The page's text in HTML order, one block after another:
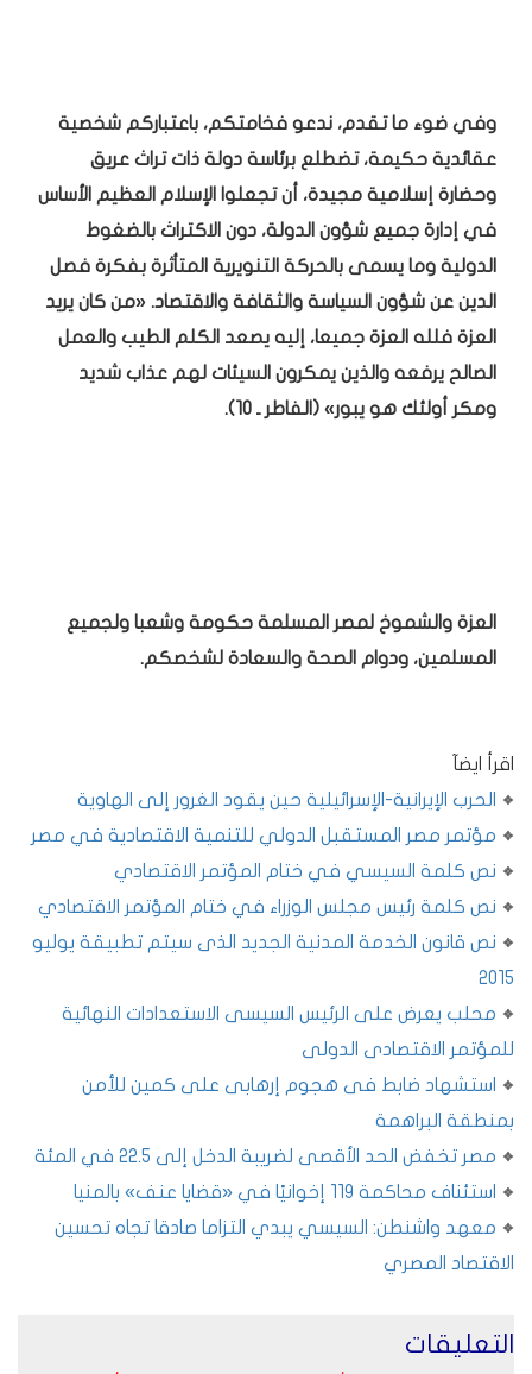
وفي ضوء ما تقدم، ندعو فخامتكم، باعتباركم شخصية
عقائدية حكيمة، تضطلع برئاسة دولة ذات تراث عريق
وحضارة إسلامية مجيدة، أن تجعلوا الإسلام العظيم الأساس
في إدارة جميع شؤون الدولة، دون الاكتراث بالضغوط
الدولية وما يسمى بالحركة التنويرية المتأثرة بفكرة فصل
الدين عن شؤون السياسة والثقافة والاقتصاد. «من كان يريد
العزة فلله العزة جميعا، إليه يصعد الكلم الطيب والعمل
الصالح يرفعه والذين يمكرون السيئات لهم عذاب شديد
ومكر أولئك هو يبور» (الفاطر ـ 10).
العزة والشموخ لمصر المسلمة حكومة وشعبا ولجميع
المسلمين، ودوام الصحة والسعادة لشخصكم.
اقرأ ايضآ
الحرب الإيرانية-الإسرائيلية حين يقود الغرور إلى الهاوية
مؤتمر مصر المستقبل الدولي للتنمية الاقتصادية في مصر
نص كلمة السيسي في ختام المؤتمر الاقتصادي
نص كلمة رئيس مجلس الوزراء في ختام المؤتمر الاقتصادي
نص قانون الخدمة المدنية الجديد الذى سيتم تطبيقة يوليو
2015
محلب يعرض على الرئيس السيسى الاستعدادات النهائية
للمؤتمر الاقتصادى الدولى
استشهاد ضابط فى هجوم إرهابى على كمين للأمن
بمنطقة البراهمة
مصر تخفض الحد الأقصى لضريبة الدخل إلى 22.5 في المئة
استئناف محاكمة 119 إخوانيًا في «قضايا عنف» بالمنيا
معهد واشنطن: السيسي يبدي التزاما صادقا تجاه تحسين
الاقتصاد المصري
التعليقات